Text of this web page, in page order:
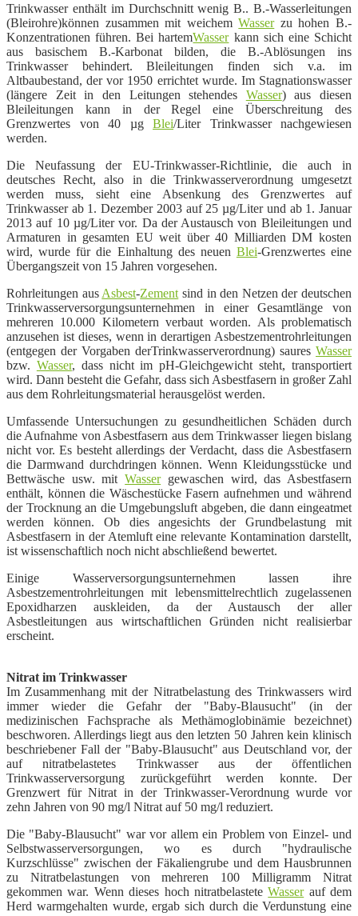
Trinkwasser enthält im Durchschnitt wenig B.. B.-Wasserleitungen
(Bleirohre)können zusammen mit weichemWasserzu hohen B.-
Konzentrationen führen. Bei hartemWasserkann sich eine Schicht
aus basischem B.-Karbonat bilden, die B.-Ablösungen ins
Trinkwasser behindert. Bleileitungen finden sich v.a. im
Altbaubestand, der vor 1950 errichtet wurde. Im Stagnationswasser
(längere Zeit in den Leitungen stehendes Wasser) aus diesen
Bleileitungen kann in der Regel eine Überschreitung des
Grenzwertes von 40 µg Blei/Liter Trinkwasser nachgewiesen
werden.
Die Neufassung der EU-Trinkwasser-Richtlinie, die auch in
deutsches Recht, also in die Trinkwasserverordnung umgesetzt
werden muss, sieht eine Absenkung des Grenzwertes auf
Trinkwasser ab 1. Dezember 2003 auf 25 µg/Liter und ab 1. Januar
2013 auf 10 µg/Liter vor. Da der Austausch von Bleileitungen und
Armaturen in gesamten EU weit über 40 Milliarden DM kosten
wird, wurde für die Einhaltung des neuen Blei-Grenzwertes eine
Übergangszeit von 15 Jahren vorgesehen.
Rohrleitungen aus Asbest-Zement sind in den Netzen der deutschen
Trinkwasserversorgungsunternehmen in einer Gesamtlänge von
mehreren 10.000 Kilometern verbaut worden. Als problematisch
anzusehen ist dieses, wenn in derartigen Asbestzementrohrleitungen
(entgegen der Vorgaben derTrinkwasserverordnung) saures Wasser
bzw. Wasser, dass nicht im pH-Gleichgewicht steht, transportiert
wird. Dann besteht die Gefahr, dass sich Asbestfasern in großer Zahl
aus dem Rohrleitungsmaterial herausgelöst werden.
Umfassende Untersuchungen zu gesundheitlichen Schäden durch
die Aufnahme von Asbestfasern aus dem Trinkwasser liegen bislang
nicht vor. Es besteht allerdings der Verdacht, dass die Asbestfasern
die Darmwand durchdringen können. Wenn Kleidungsstücke und
Bettwäsche usw. mitWassergewaschen wird, das Asbestfasern
enthält, können die Wäschestücke Fasern aufnehmen und während
der Trocknung an die Umgebungsluft abgeben, die dann eingeatmet
werden können. Ob dies angesichts der Grundbelastung mit
Asbestfasern in der Atemluft eine relevanteKontamination darstellt,
ist wissenschaftlich noch nicht abschließend bewertet.
Einige Wasserversorgungsunternehmen lassen ihre
Asbestzementrohrleitungen mit lebensmittelrechtlich zugelassenen
Epoxidharzen auskleiden, da der Austausch der aller
Asbestleitungen aus wirtschaftlichen Gründen nicht realisierbar
erscheint.
Nitrat im Trinkwasser
Im Zusammenhang mit der Nitratbelastung des Trinkwassers wird
immer wieder die Gefahr der "Baby-Blausucht" (in der
medizinischen Fachsprache als Methämoglobinämie bezeichnet)
beschworen. Allerdings liegt aus den letzten 50 Jahren kein klinisch
beschriebener Fall der "Baby-Blausucht" aus Deutschland vor, der
auf nitratbelastetes Trinkwasser aus der öffentlichen
Trinkwasserversorgung zurückgeführt werden konnte. Der
Grenzwert für Nitrat in der Trinkwasser-Verordnung wurde vor
zehn Jahren von 90 mg/l Nitrat auf 50 mg/l reduziert.
Die "Baby-Blausucht" war vor allem ein Problem von Einzel- und
Selbstwasserversorgungen, wo es durch "hydraulische
Kurzschlüsse" zwischen der Fäkaliengrube und dem Hausbrunnen
zu Nitratbelastungen von mehreren 100 Milligramm Nitrat
gekommen war. Wenn dieses hoch nitratbelasteteWasserauf dem
Herd warmgehalten wurde, ergab sich durch die Verdunstung eine